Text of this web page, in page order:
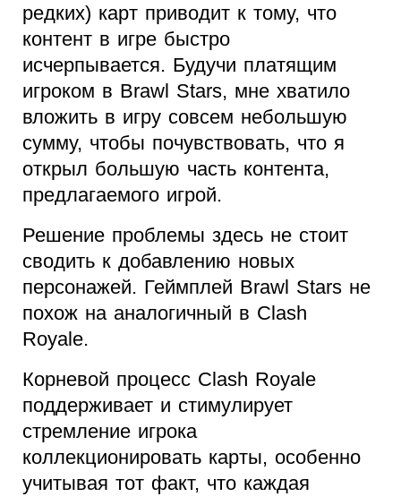
редких) карт приводит к тому, что
контент в игре быстро
исчерпывается. Будучи платящим
игроком в Brawl Stars, мне хватило
вложить в игру совсем небольшую
сумму, чтобы почувствовать, что я
открыл большую часть контента,
предлагаемого игрой.
Решение проблемы здесь не стоит
сводить к добавлению новых
персонажей. Геймплей Brawl Stars не
похож на аналогичный в Clash
Royale.
Корневой процесс Clash Royale
поддерживает и стимулирует
стремление игрока
коллекционировать карты, особенно
учитывая тот факт, что каждая